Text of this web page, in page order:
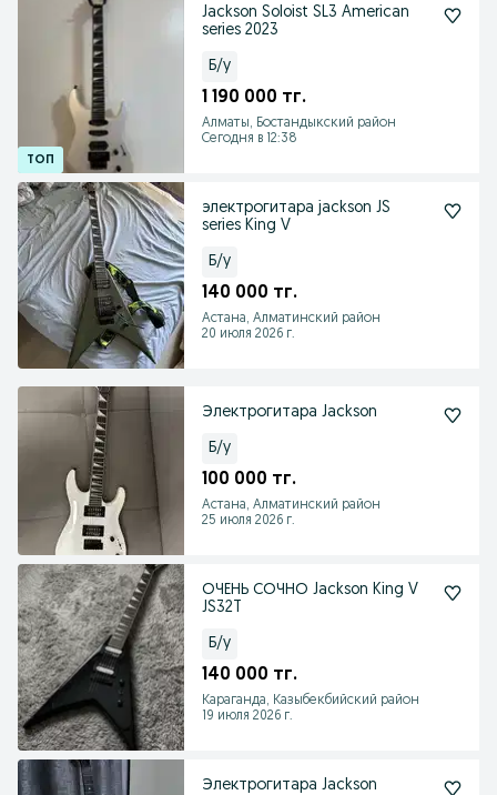
Jackson Soloist SL3 American
series 2023
Б/у
1 190 000 тг.
Алматы, Бостандыкский район
Сегодня в 12:38
электрогитара jackson JS
series King V
Б/у
140 000 тг.
Астана, Алматинский район
20 июля 2026 г.
Электрогитара Jackson
Б/у
100 000 тг.
Астана, Алматинский район
25 июля 2026 г.
ОЧЕНЬ СОЧНО Jackson King V
JS32T
Б/у
140 000 тг.
Караганда, Казыбекбийский район
19 июля 2026 г.
Электрогитара Jackson